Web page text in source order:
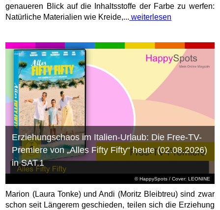
genaueren Blick auf die Inhaltsstoffe der Farbe zu werfen:
Natürliche Materialien wie Kreide,... weiterlesen
© HappySpots / Cover: LEONINE
Erziehungschaos im Italien-Urlaub: Die Free-TV-
Premiere von „Alles Fifty Fifty“ heute (02.08.2026)
in SAT.1
Marion (Laura Tonke) und Andi (Moritz Bleibtreu) sind zwar
schon seit Längerem geschieden, teilen sich die Erziehung